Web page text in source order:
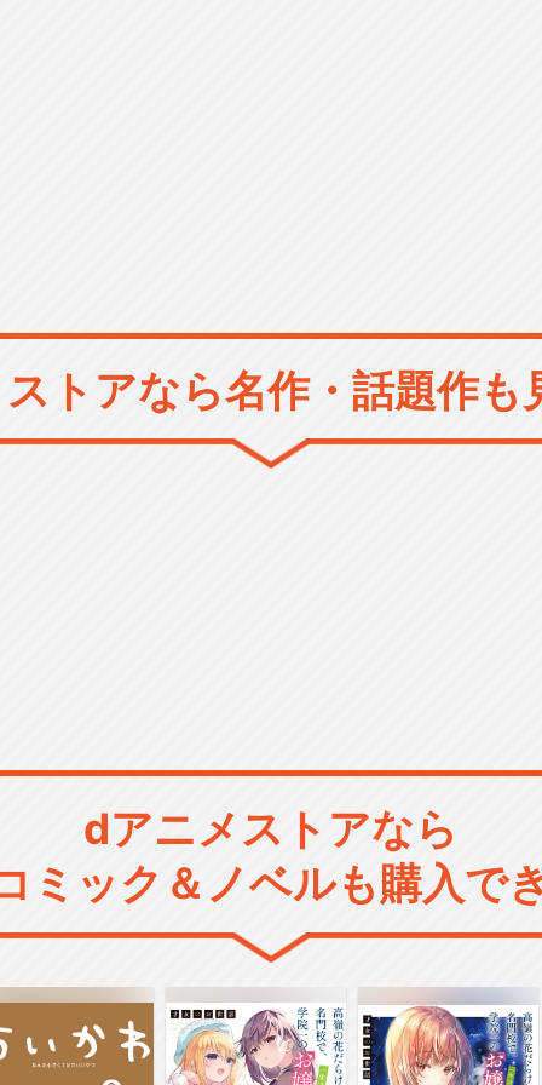
トアなら名作・話題作も
dアニメストアなら
ミック＆ノベルも購入で